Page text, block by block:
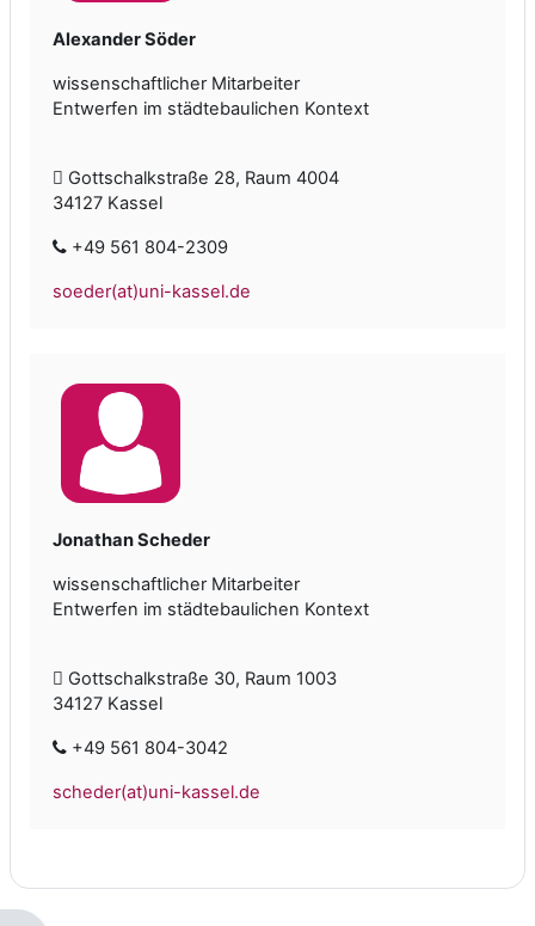
Alexander Söder
wissenschaftlicher Mitarbeiter
Entwerfen im städtebaulichen Kontext
Gottschalkstraße 28, Raum 4004
34127 Kassel
+49 561 804-2309
soeder(at)uni-kassel.de
Jonathan Scheder
wissenschaftlicher Mitarbeiter
Entwerfen im städtebaulichen Kontext
Gottschalkstraße 30, Raum 1003
34127 Kassel
+49 561 804-3042
scheder(at)uni-kassel.de